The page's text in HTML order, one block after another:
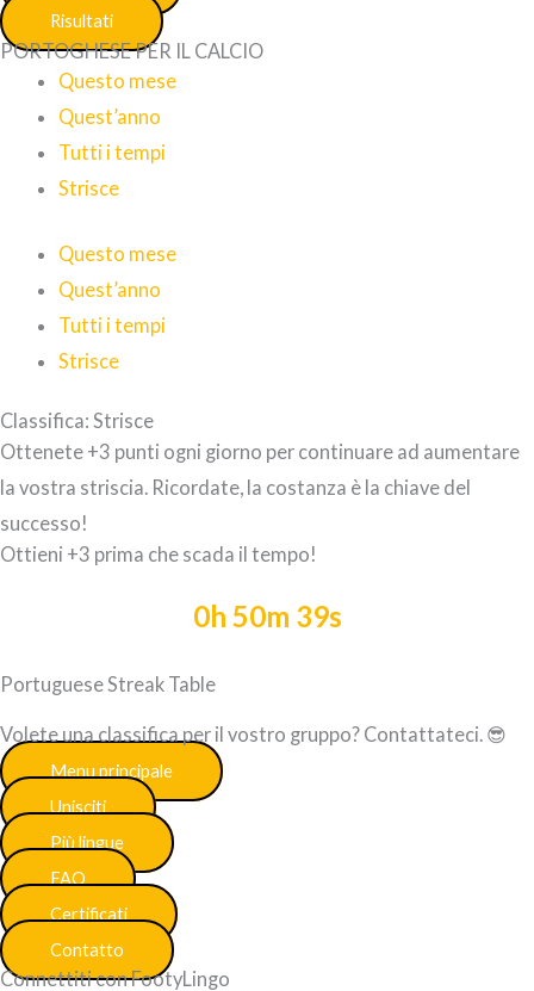
Risultati
PORTOGHESE PER IL CALCIO
Questo mese
Quest’anno
Tutti i tempi
Strisce
Questo mese
Quest’anno
Tutti i tempi
Strisce
Classifica: Strisce
Ottenete +3 punti ogni giorno per continuare ad aumentare
la vostra striscia. Ricordate, la costanza è la chiave del
successo!
Ottieni +3 prima che scada il tempo!
0h 50m 38s
Portuguese Streak Table
Volete una classifica per il vostro gruppo? Contattateci. 😎
Menu principale
Unisciti
Più lingue
FAQ
Certificati
Contatto
Connettiti con FootyLingo